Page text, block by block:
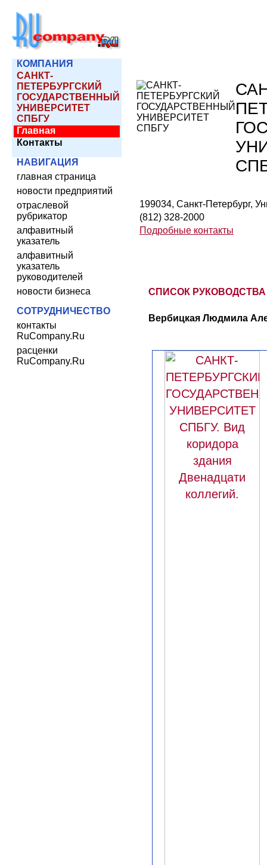
КОМПАНИЯ
САНКТ-
ПЕТЕРБУРГСКИЙ
ГОСУДАРСТВЕННЫЙ
УНИВЕРСИТЕТ
СПБГУ
Главная
Контакты
НАВИГАЦИЯ
главная страница
новости предприятий
отраслевой
рубрикатор
алфавитный
указатель
алфавитный
указатель
руководителей
новости бизнеса
СОТРУДНИЧЕСТВО
контакты
RuCompany.Ru
расценки
RuCompany.Ru
199034, Санкт-Петербург,
(812) 328-2000
Подробные контакты
СПИСОК РУКОВОДСТВА
Вербицкая Людмила